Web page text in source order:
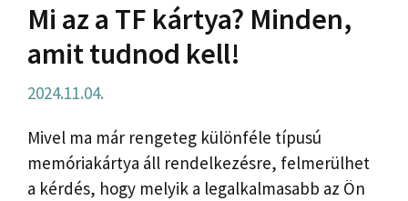
Mi az a TF kártya? Minden,
amit tudnod kell!
2024.11.04.
Mivel ma már rengeteg különféle típusú
memóriakártya áll rendelkezésre, felmerülhet
a kérdés, hogy melyik a legalkalmasabb az Ön